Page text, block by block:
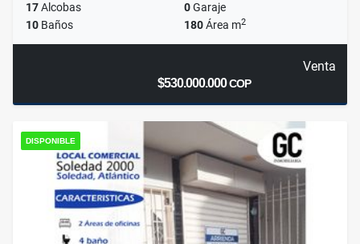
17Alcobas 0Garaje
10 Baños 180Área m2
Venta
$530.000.000COP
DISPONIBLE